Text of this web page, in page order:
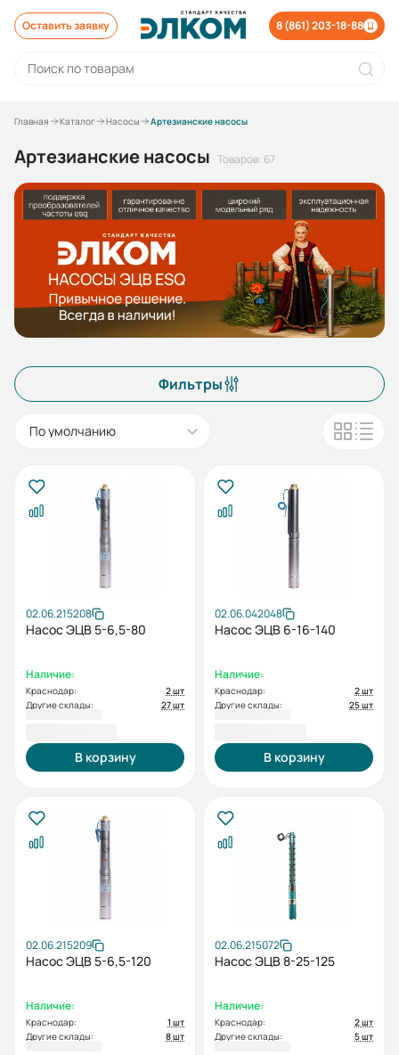
Оставить заявку 8 (861) 203-18-88
Главная Каталог Насосы Артезианские насосы
Артезианские насосы Товаров: 67
Фильтры
По умолчанию
02.06.215208
Насос ЭЦВ 5-6,5-80
Наличие:
Краснодар:
2 шт
Другие склады:
27 шт
В корзину
02.06.042048
Насос ЭЦВ 6-16-140
Наличие:
Краснодар:
2 шт
Другие склады:
25 шт
В корзину
02.06.215209
Насос ЭЦВ 5-6,5-120
Наличие:
Краснодар:
1 шт
Другие склады:
8 шт
02.06.215072
Насос ЭЦВ 8-25-125
Наличие:
Краснодар:
2 шт
Другие склады:
5 шт